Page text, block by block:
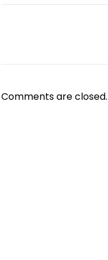
Comments are closed.